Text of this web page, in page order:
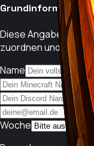
Diese Angaben
zuordnen und
Name
Woche